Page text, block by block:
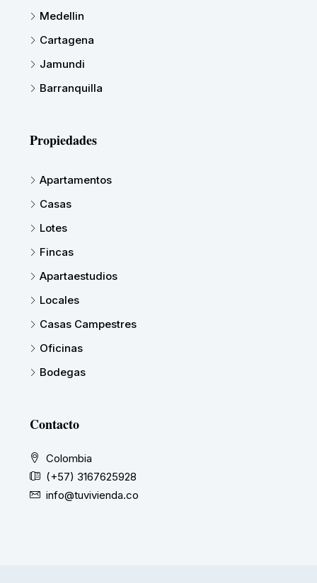
Medellin
Cartagena
Jamundi
Barranquilla
Propiedades
Apartamentos
Casas
Lotes
Fincas
Apartaestudios
Locales
Casas Campestres
Oficinas
Bodegas
Contacto
Colombia
(+57) 3167625928
info@tuvivienda.co